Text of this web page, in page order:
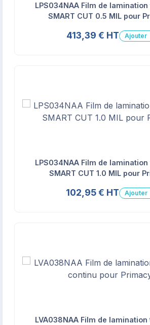
LPS034NAA Film de
SMART CUT 0.5 MIL pour
413,39 € HT Ajouter
LPS034NAA Film de
SMART CUT 1.0 MIL pour
102,95 € HT Ajouter
LVA038NAA Film de